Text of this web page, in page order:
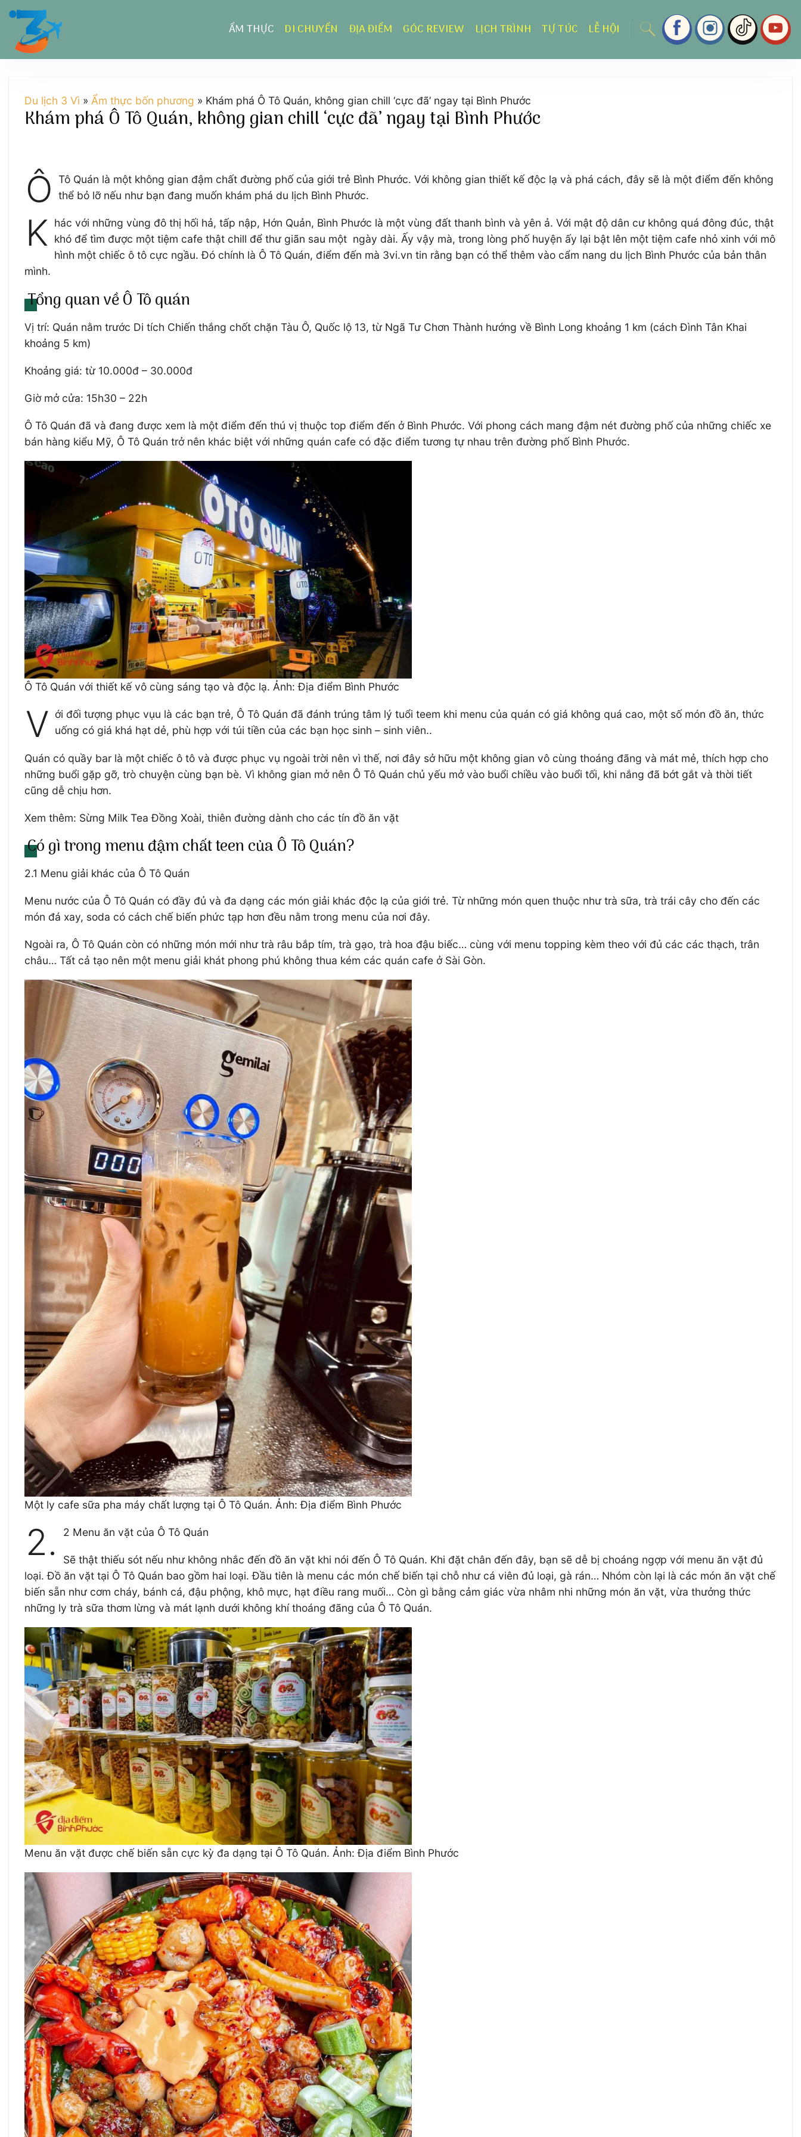
Chuyển
dung
ẨM THỰC DI CHUYỂN ĐỊA ĐIỂM GÓC REVIEW LỊCH TRÌNH TỰ TÚC LỄ HỘI
Du lịch 3 Vì » Ẩm thực bốn phương » Khám phá Ô Tô Quán, không gian chill ‘cực đã’ ngay tại Bình Phước
Khám phá Ô Tô Quán, không gian chill ‘cực đã’ ngay tại Bình Phước
Ô
Tô Quán là một không gian đậm chất đường phố của giới trẻ Bình Phước. Với không gian thiết kế độc lạ và phá cách, đây sẽ là một điểm đến không
thể bỏ lỡ nếu như bạn đang muốn khám phá du lịch Bình Phước.
K hác với những vùng đô thị hối hả, tấp nập, Hớn Quản, Bình Phước là một vùng đất thanh bình và yên ả. Với mật độ dân cư không quá đông đúc, thật
khó để tìm được một tiệm cafe thật chill để thư giãn sau một ngày dài. Ấy vậy mà, trong lòng phố huyện ấy lại bật lên một tiệm cafe nhỏ xinh với mô
hình một chiếc ô tô cực ngầu. Đó chính là Ô Tô Quán, điểm đến mà 3vi.vn tin rằng bạn có thể thêm vào cẩm nang du lịch Bình Phước của bản thân
mình.
Tổng quan về Ô Tô quán
Vị trí: Quán nằm trước Di tích Chiến thắng chốt chặn Tàu Ô, Quốc lộ 13, từ Ngã Tư Chơn Thành hướng về Bình Long khoảng 1 km (cách Đình Tân Khai
khoảng 5 km)
Khoảng giá: từ 10.000đ – 30.000đ
Giờ mở cửa: 15h30 – 22h
Ô Tô Quán đã và đang được xem là một điểm đến thú vị thuộc top điểm đến ở Bình Phước. Với phong cách mang đậm nét đường phố của những chiếc xe
bán hàng kiểu Mỹ, Ô Tô Quán trở nên khác biệt với những quán cafe có đặc điểm tương tự nhau trên đường phố Bình Phước.
Ô Tô Quán với thiết kế vô cùng sáng tạo và độc lạ. Ảnh: Địa điểm Bình Phước
V ới đối tượng phục vụu là các bạn trẻ, Ô Tô Quán đã đánh trúng tâm lý tuổi teem khi menu của quán có giá không quá cao, một số món đồ ăn, thức
uống có giá khá hạt dẻ, phù hợp với túi tiền của các bạn học sinh – sinh viên..
Quán có quầy bar là một chiếc ô tô và được phục vụ ngoài trời nên vì thế, nơi đây sở hữu một không gian vô cùng thoáng đãng và mát mẻ, thích hợp cho
những buổi gặp gỡ, trò chuyện cùng bạn bè. Vì không gian mở nên Ô Tô Quán chủ yếu mở vào buổi chiều vào buổi tối, khi nắng đã bớt gắt và thời tiết
cũng dễ chịu hơn.
Xem thêm: Sừng Milk Tea Đồng Xoài, thiên đường dành cho các tín đồ ăn vặt
Có gì trong menu đậm chất teen của Ô Tô Quán?
2.1 Menu giải khác của Ô Tô Quán
Menu nước của Ô Tô Quán có đầy đủ và đa dạng các món giải khác độc lạ của giới trẻ. Từ những món quen thuộc như trà sữa, trà trái cây cho đến các
món đá xay, soda có cách chế biến phức tạp hơn đều nằm trong menu của nơi đây.
Ngoài ra, Ô Tô Quán còn có những món mới như trà râu bắp tím, trà gạo, trà hoa đậu biếc… cùng với menu topping kèm theo với đủ các các thạch, trân
châu… Tất cả tạo nên một menu giải khát phong phú không thua kém các quán cafe ở Sài Gòn.
Một ly cafe sữa pha máy chất lượng tại Ô Tô Quán. Ảnh: Địa điểm Bình Phước
2. 2 Menu ăn vặt của Ô Tô Quán
Sẽ thật thiếu sót nếu như không nhắc đến đồ ăn vặt khi nói đến Ô Tô Quán. Khi đặt chân đến đây, bạn sẽ dễ bị choáng ngợp với menu ăn vặt đủ
loại. Đồ ăn vặt tại Ô Tô Quán bao gồm hai loại. Đầu tiên là menu các món chế biến tại chỗ như cá viên đủ loại, gà rán… Nhóm còn lại là các món ăn vặt chế
biến sẵn như cơm cháy, bánh cá, đậu phộng, khô mực, hạt điều rang muối… Còn gì bằng cảm giác vừa nhâm nhi những món ăn vặt, vừa thưởng thức
những ly trà sữa thơm lừng và mát lạnh dưới không khí thoáng đãng của Ô Tô Quán.
Menu ăn vặt được chế biến sẵn cực kỳ đa dạng tại Ô Tô Quán. Ảnh: Địa điểm Bình Phước